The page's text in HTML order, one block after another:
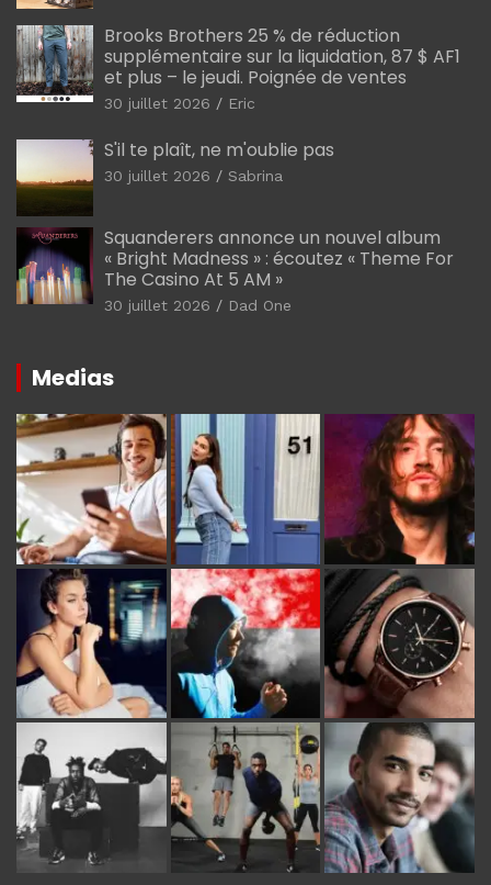
Brooks Brothers 25 % de réduction
supplémentaire sur la liquidation, 87 $ AF1
et plus – le jeudi. Poignée de ventes
30 juillet 2026 Eric
S'il te plaît, ne m'oublie pas
30 juillet 2026 Sabrina
Squanderers annonce un nouvel album
« Bright Madness » : écoutez « Theme For
The Casino At 5 AM »
30 juillet 2026 Dad One
Medias